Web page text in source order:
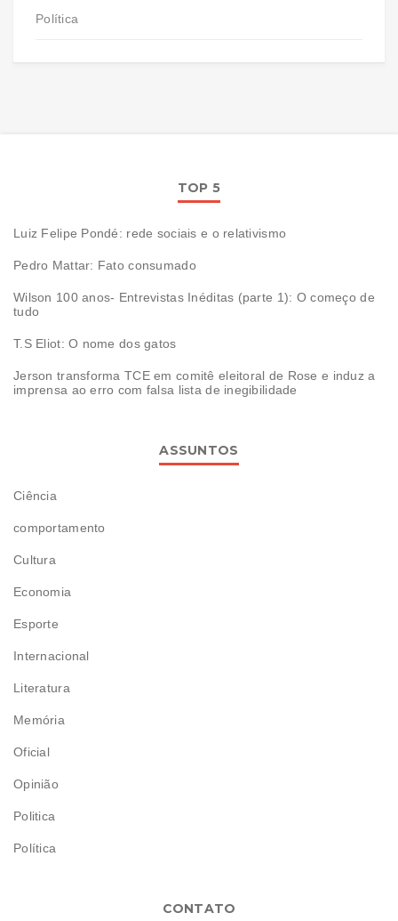
Política
TOP 5
Luiz Felipe Pondé: rede sociais e o relativismo
Pedro Mattar: Fato consumado
Wilson 100 anos- Entrevistas Inéditas (parte 1): O começo de
tudo
T.S Eliot: O nome dos gatos
Jerson transforma TCE em comitê eleitoral de Rose e induz a
imprensa ao erro com falsa lista de inegibilidade
ASSUNTOS
Ciência
comportamento
Cultura
Economia
Esporte
Internacional
Literatura
Memória
Oficial
Opinião
Politica
Política
CONTATO